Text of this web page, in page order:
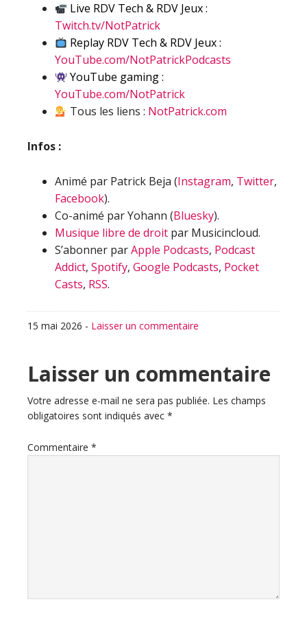
Live RDV Tech & RDV Jeux :
Twitch.tv/NotPatrick
Replay RDV Tech & RDV Jeux :
YouTube.com/NotPatrickPodcasts
YouTube gaming :
YouTube.com/NotPatrick
Tous les liens : NotPatrick.com
Infos :
Animé par Patrick Beja (Instagram, Twitter,
Facebook).
Co-animé par Yohann (Bluesky).
Musique libre de droit par Musicincloud.
S’abonner parApple Podcasts, Podcast
Addict, Spotify, Google Podcasts, Pocket
Casts, RSS.
15 mai 2026 - Laisser un commentaire
Interactions
du
lecteur
Laisser un commentaire
Votre adresse e-mail ne sera pas publiée. Les champs
obligatoires sont indiqués avec *
Commentaire *